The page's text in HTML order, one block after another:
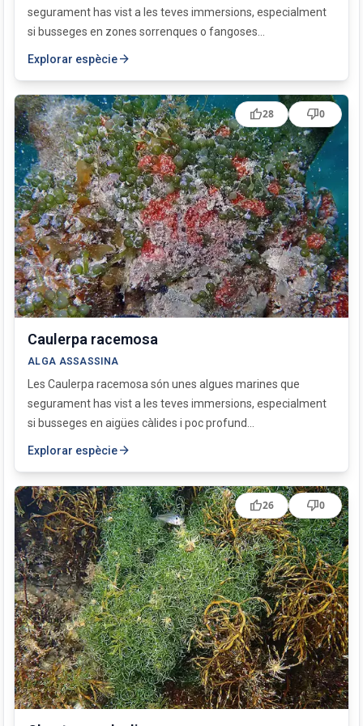
segurament has vist a les teves immersions, especialment
si busseges en zones sorrenques o fangoses...
Explorar espèciearrow_forward
Caulerpa racemosa
ALGA ASSASSINA
Les Caulerpa racemosa són unes algues marines que
segurament has vist a les teves immersions, especialment
si busseges en aigües càlides i poc profund...
Explorar espèciearrow_forward
thumb_up28 thumb_down0
thumb_up26 thumb_down0